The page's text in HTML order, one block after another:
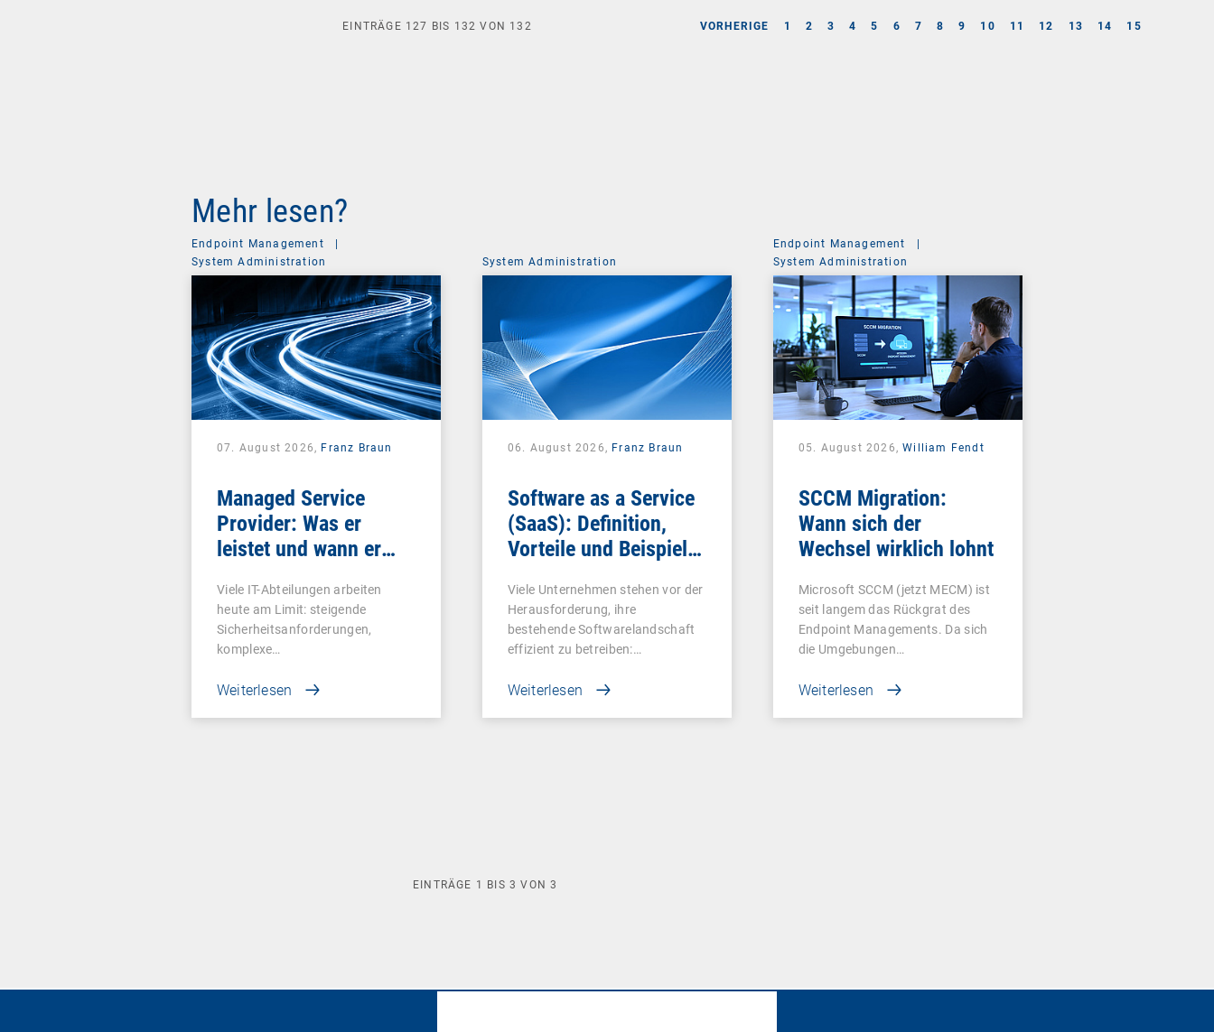
VORHERIGE 1 2 3 4 5 6 7 8 9 10 11 12 13 14 15
EINTRÄGE 127 BIS 132 VON 132
Mehr lesen?
Endpoint Management
|
System Administration
07. August 2026, Franz Braun
Managed Service
Provider: Was er
leistet und wann er
Viele IT-Abteilungen arbeiten
heute am Limit: steigende
Sicherheitsanforderungen,
komplexe…
Weiterlesen
System Administration
06. August 2026, Franz Braun
Software as a Service
(SaaS): Definition,
Vorteile und Beispiele
Viele Unternehmen stehen vor der
Herausforderung, ihre
bestehende Softwarelandschaft
effizient zu betreiben:…
Weiterlesen
Endpoint Management
|
System Administration
05. August 2026,William Fendt
SCCM Migration:
Wann sich der
Wechsel wirklich lohnt
Microsoft SCCM (jetzt MECM) ist
seit langem das Rückgrat des
Endpoint Managements. Da sich
die Umgebungen…
Weiterlesen
EINTRÄGE 1 BIS3 VON3